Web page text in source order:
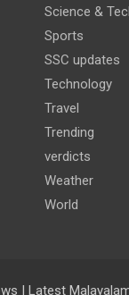
Science &
Sports
SSC updates
Technology
Travel
Trending
verdicts
Weather
World
| Latest